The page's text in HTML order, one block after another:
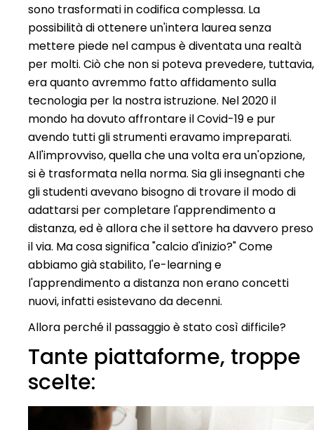
sono trasformati in codifica complessa. La
possibilità di ottenere un'intera laurea senza
mettere piede nel campus è diventata una realtà
per molti. Ciò che non si poteva prevedere, tuttavia,
era quanto avremmo fatto affidamento sulla
tecnologia per la nostra istruzione. Nel 2020 il
mondo ha dovuto affrontare il Covid-19 e pur
avendo tutti gli strumenti eravamo impreparati.
All'improvviso, quella che una volta era un'opzione,
si è trasformata nella norma. Sia gli insegnanti che
gli studenti avevano bisogno di trovare il modo di
adattarsi per completare l'apprendimento a
distanza, ed è allora che il settore ha davvero preso
il via. Ma cosa significa "calcio d'inizio?" Come
abbiamo già stabilito, l'e-learning e
l'apprendimento a distanza non erano concetti
nuovi, infatti esistevano da decenni.
Allora perché il passaggio è stato così difficile?
Tante piattaforme, troppe
scelte: